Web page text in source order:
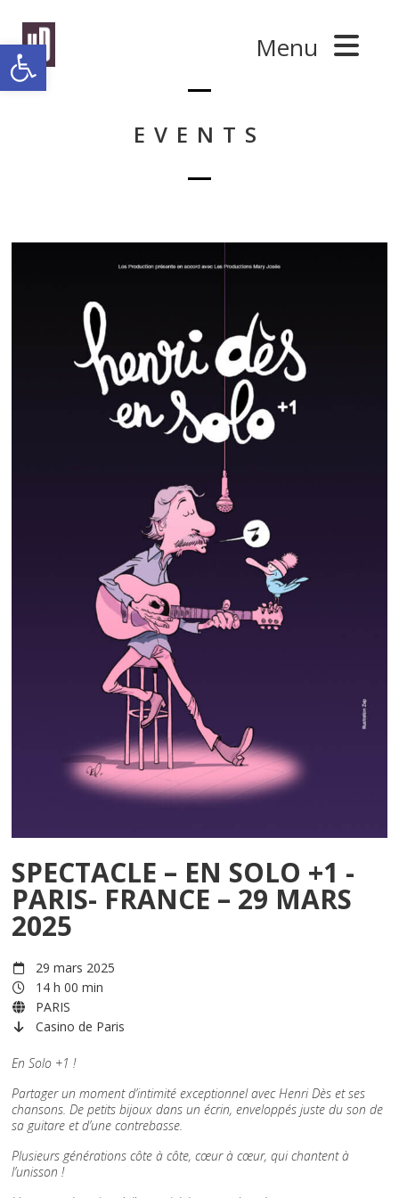
Ouvrir la barre d’outils
Menu
EVENTS
SPECTACLE – EN SOLO +1 -
PARIS- FRANCE – 29 MARS
2025
29 mars 2025
14 h 00 min
PARIS
Casino de Paris
En Solo +1 !
Partager un moment d’intimité exceptionnel avec Henri Dès et ses
chansons. De petits bijoux dans un écrin, enveloppés juste du son de
sa guitare et d’une contrebasse.
Plusieurs générations côte à côte, cœur à cœur, qui chantent à
l’unisson !